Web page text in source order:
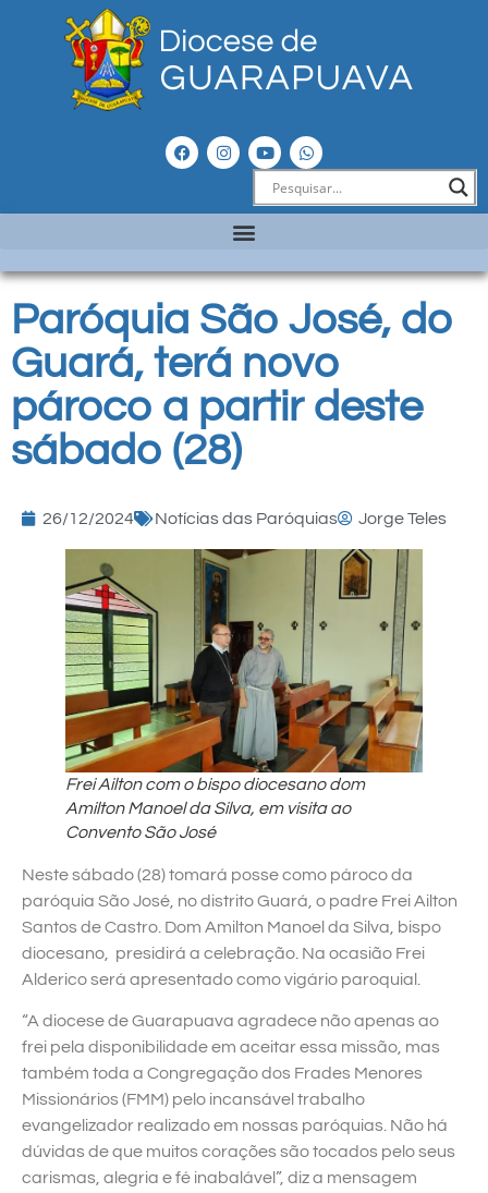
Paróquia São José, do
Guará, terá novo
pároco a partir deste
sábado (28)
26/12/2024 Notícias das Paróquias Jorge Teles
Frei Ailton com o bispo diocesano dom
Amilton Manoel da Silva, em visita ao
Convento São José
Neste sábado (28) tomará posse como pároco da
paróquia São José, no distrito Guará, o padre Frei Ailton
Santos de Castro. Dom Amilton Manoel da Silva, bispo
diocesano, presidirá a celebração. Na ocasião Frei
Alderico será apresentado como vigário paroquial.
“A diocese de Guarapuava agradece não apenas ao
frei pela disponibilidade em aceitar essa missão, mas
também toda a Congregação dos Frades Menores
Missionários (FMM) pelo incansável trabalho
evangelizador realizado em nossas paróquias. Não há
dúvidas de que muitos corações são tocados pelo seus
carismas, alegria e fé inabalável”, diz a mensagem